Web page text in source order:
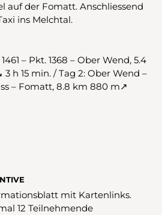
auf der Fomatt. Anschliessend
ins Melchtal.
– Pkt. 1368 – Ober Wend, 5.4
h 15 min. / Tag 2: Ober Wend –
8.8 km 880 m↗
mit Kartenlinks.
12 Teilnehmende